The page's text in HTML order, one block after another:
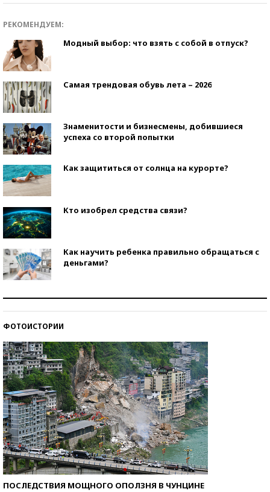
РЕКОМЕНДУЕМ:
Модный выбор: что взять с собой в отпуск?
Самая трендовая обувь лета – 2026
Знаменитости и бизнесмены, добившиеся
успеха со второй попытки
Как защититься от солнца на курорте?
Кто изобрел средства связи?
Как научить ребенка правильно обращаться с
деньгами?
ФОТОИСТОРИИ
ПОСЛЕДСТВИЯ МОЩНОГО ОПОЛЗНЯ В ЧУНЦИНЕ